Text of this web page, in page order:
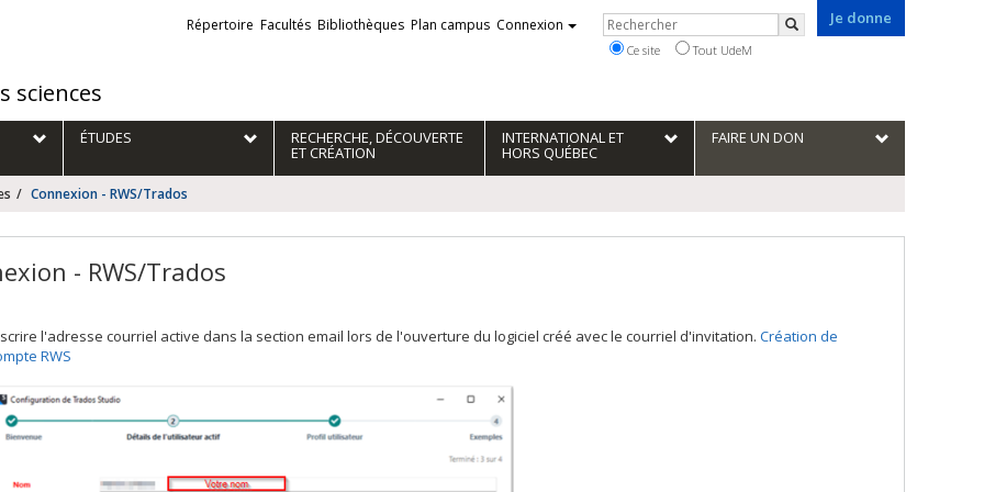
sciences
Je donne
Liens
externes
Répertoire Facultés Bibliothèques Plan campus Connexion Rechercher
Rechercher
Ce site Tout UdeM
ÉTUDES RECHERCHE, DÉCOUVERTE
ET CRÉATION
INTERNATIONAL ET
HORS QUÉBEC
FAIRE UN DON
Connexion - RWS/Trados
- RWS/Trados
l'adresse courriel active dans la section email lors de l'ouverture du logiciel créé avec le courriel d'invitation. Création de
RWS